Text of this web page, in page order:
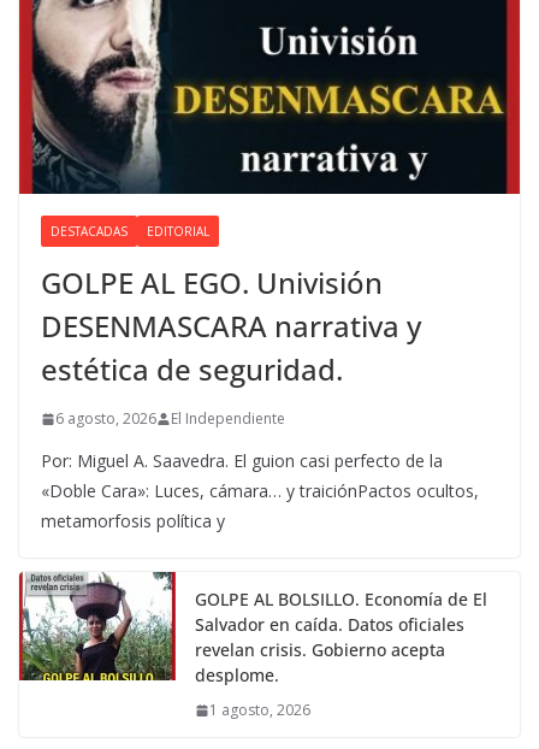
DESTACADAS EDITORIAL
GOLPE AL EGO. Univisión
DESENMASCARA narrativa y
estética de seguridad.
6 agosto, 2026 El Independiente
Por: Miguel A. Saavedra. El guion casi perfecto de la
«Doble Cara»: Luces, cámara… y traiciónPactos ocultos,
metamorfosis política y
GOLPE AL BOLSILLO. Economía de El
Salvador en caída. Datos oficiales
revelan crisis. Gobierno acepta
desplome.
1 agosto, 2026